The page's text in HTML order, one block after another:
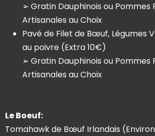
➢ Gratin Dauphinois ou Pommes
Artisanales au Choix
Pavé de Filet de Bœuf, Légumes
au poivre (Extra 10€)
➢ Gratin Dauphinois ou Pommes
Artisanales au Choix
Le Boeuf:
Tomahawk de Bœuf Irlandais